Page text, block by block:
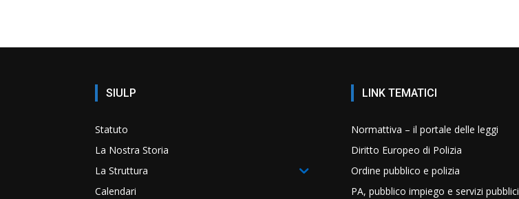
SIULP
Statuto
La Nostra Storia
La Struttura
Calendari
LINK TEMATICI
Normattiva – il portale delle leggi
Diritto Europeo di Polizia
Ordine pubblico e polizia
PA, pubblico impiego e servizi pubblici